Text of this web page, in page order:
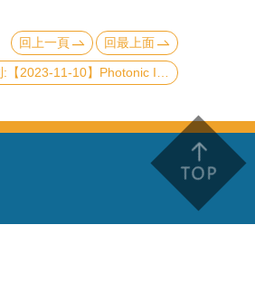
回上一頁 回最上面
10】Photonic Integrated Circuit Chips for Quantum Technology